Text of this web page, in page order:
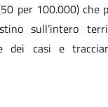
per 100.000) che
sull’intero
dei casi e